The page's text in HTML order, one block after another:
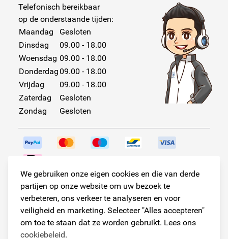
We gebruiken onze eigen cookies en die van derde
partijen op onze website om uw bezoek te
verbeteren, ons verkeer te analyseren en voor
veiligheid en marketing. Selecteer "Alles accepteren"
om toe te staan dat ze worden gebruikt. Lees ons
cookiebeleid.
Telefonisch bereikbaar
op de onderstaande tijden:
Maandag
Gesloten
Dinsdag
09.00 - 18.00
Woensdag 09.00 - 18.00
Donderdag 09.00 - 18.00
Vrijdag
09.00 - 18.00
Zaterdag
Gesloten
Zondag
Gesloten
Volg ons!
© Copyright 2026
Armster Alle rechten voorbehouden